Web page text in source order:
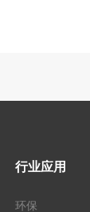
行业应用
环保